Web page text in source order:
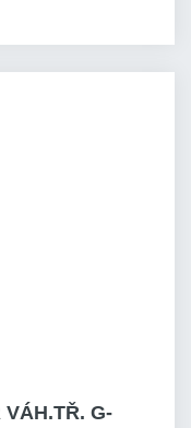
VÁH.TŘ. G-